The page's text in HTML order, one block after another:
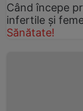
Când începe
infertile şi
Sănătate!